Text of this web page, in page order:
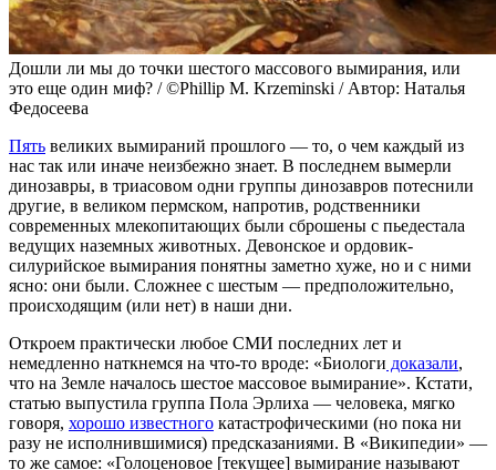
Дошли ли мы до точки шестого массового вымирания, или
это еще один миф? / ©Phillip M. Krzeminski / Автор: Наталья
Федосеева
Пять великих вымираний прошлого — то, о чем каждый из
нас так или иначе неизбежно знает. В последнем вымерли
динозавры, в триасовом одни группы динозавров потеснили
другие, в великом пермском, напротив, родственники
современных млекопитающих были сброшены с пьедестала
ведущих наземных животных. Девонское и ордовик-
силурийское вымирания понятны заметно хуже, но и с ними
ясно: они были. Сложнее с шестым — предположительно,
происходящим (или нет) в наши дни.
Откроем практически любое СМИ последних лет и
немедленно наткнемся на что-то вроде: «Биологи доказали,
что на Земле началось шестое массовое вымирание». Кстати,
статью выпустила группа Пола Эрлиха — человека, мягко
говоря, хорошо известного катастрофическими (но пока ни
разу не исполнившимися) предсказаниями. В «Википедии» —
то же самое: «Голоценовое [текущее] вымирание называют